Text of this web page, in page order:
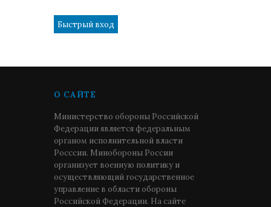
О САЙТЕ
Министерство обороны Российской
Федерации является федеральным
органом исполнительной власти
Росссии. Минобороны России
организует военную политику и
осуществляющий государственное
управление в области обороны
Российской Федерации. На сайте